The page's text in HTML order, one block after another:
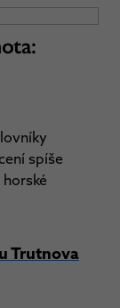
spíše
Trutnova